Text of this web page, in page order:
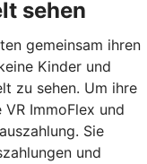
sehen
gemeinsam ihren
Kinder und
zu sehen. Um ihre
ImmoFlex und
Sie
und